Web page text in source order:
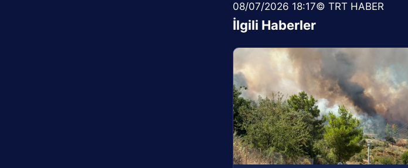
08/07/2026 18:17© TRT HABER
İlgili Haberler